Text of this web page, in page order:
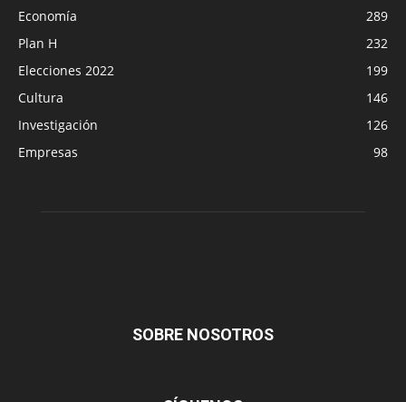
Economía
289
Plan H
232
Elecciones 2022
199
Cultura
146
Investigación
126
Empresas
98
SOBRE NOSOTROS